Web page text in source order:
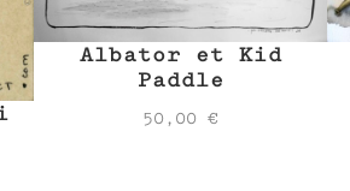
Albator et Kid
Paddle
50,00€